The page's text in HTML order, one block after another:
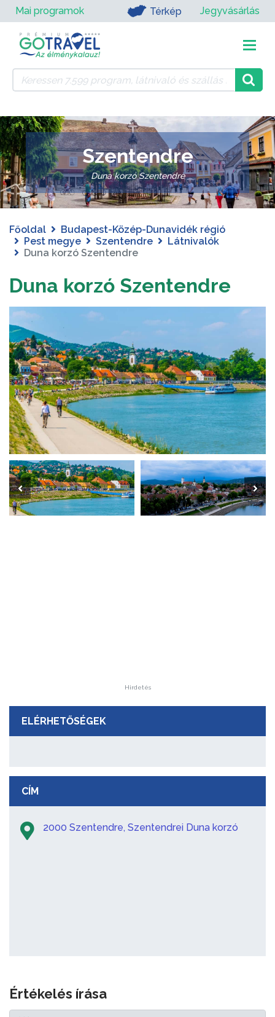
Mai programok Térkép Jegyvásárlás
Szentendre
Duna korzó Szentendre
Főoldal
Budapest-Közép-Dunavidék régió
Pest megye
Szentendre
Látnivalók
Duna korzó Szentendre
Duna korzó Szentendre
Hirdetés
ELÉRHETŐSÉGEK
CÍM
2000 Szentendre, Szentendrei Duna korzó
Értékelés írása